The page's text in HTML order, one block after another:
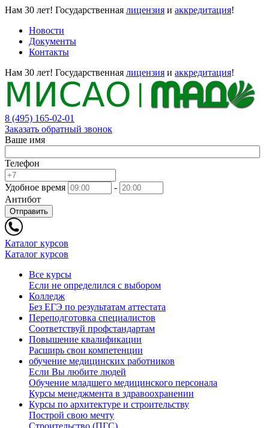
Нам 30 лет! Государственная лицензия и аккредитация!
Новости
Документы
Контакты
Нам 30 лет! Государственная лицензия и аккредитация!
8 (495) 165-02-01
Заказать обратный звонок
Ваше имя
Телефон
Удобное время
-
Антибот
Отправить
Каталог курсов
Каталог курсов
Все курсы
Если не определился с выбором
Колледж
Без ЕГЭ по результатам аттестата
Переподготовка специалистов
Соответствуй профстандартам
Повышение квалификации
Расширь свои компетенции
обучение медицинских работников
Если Вы любите людей
Обучение младшего медицинского персонала
Курсы менеджмента в здравоохранении
Курсы по архитектуре и строительству
Построй свою мечту
Строительство (ПГС)